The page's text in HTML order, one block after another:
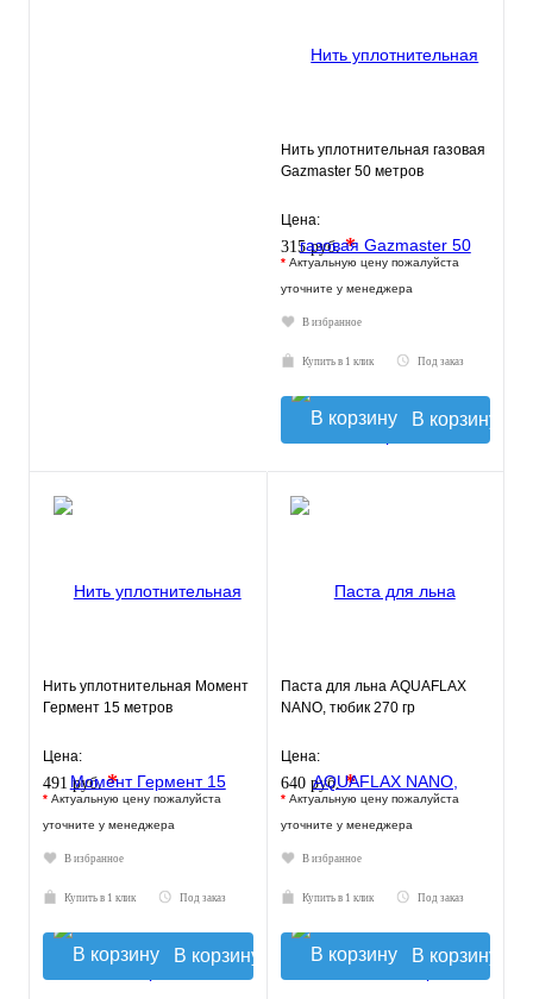
Нить уплотнительная газовая
Gazmaster 50 метров
Цена:
315 руб.*
* Актуальную цену пожалуйста
уточните у менеджера
В избранное
Купить в 1 клик Под заказ
В корзину
Нить уплотнительная Момент
Гермент 15 метров
Цена:
491 руб.*
* Актуальную цену пожалуйста
уточните у менеджера
В избранное
Купить в 1 клик Под заказ
В корзину
Паста для льна AQUAFLAX
NANO, тюбик 270 гр
Цена:
640 руб.*
* Актуальную цену пожалуйста
уточните у менеджера
В избранное
Купить в 1 клик Под заказ
В корзину